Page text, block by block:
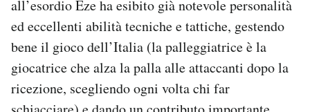
all’esordio Eze ha esibito già notevole personalità
ed eccellenti abilità tecniche e tattiche, gestendo
bene il gioco dell’Italia (la palleggiatrice è la
giocatrice che alza la palla alle attaccanti dopo la
ricezione, scegliendo ogni volta chi far